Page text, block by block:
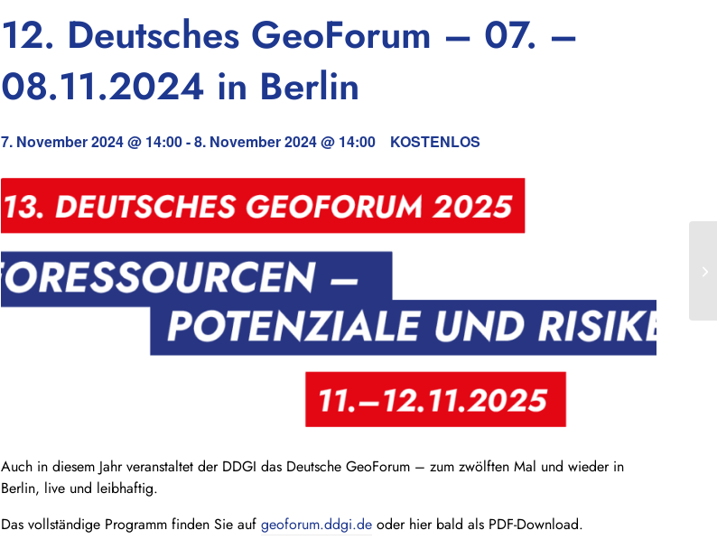
12. Deutsches GeoForum – 07. –
08.11.2024 in Berlin
7. November 2024 @ 14:00-8. November 2024 @ 14:00 KOSTENLOS
Auch in diesem Jahr veranstaltet der DDGI das Deutsche GeoForum – zum zwölften Mal und wieder in
Berlin, live und leibhaftig.
Das vollständige Programm finden Sie auf geoforum.ddgi.de oder hier bald als PDF-Download.